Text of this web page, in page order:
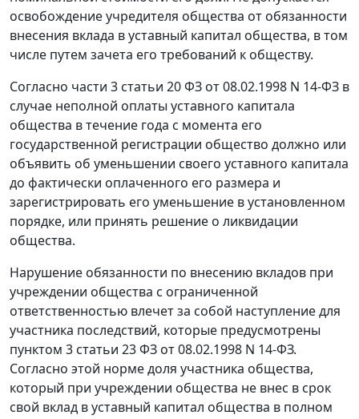
освобождение учредителя общества от обязанности
внесения вклада в уставный капитал общества, в том
числе путем зачета его требований к обществу.
Согласно части 3 статьи 20ФЗ от 08.02.1998 N 14-ФЗ в
случае неполной оплаты уставного капитала
общества в течение года с момента его
государственной регистрации общество должно или
объявить об уменьшении своего уставного капитала
до фактически оплаченного его размера и
зарегистрировать его уменьшение в установленном
порядке, или принять решение о ликвидации
общества.
Нарушение обязанности по внесению вкладов при
учреждении общества с ограниченной
ответственностью влечет за собой наступление для
участника последствий, которые предусмотрены
пунктом 3 статьи 23ФЗ от 08.02.1998 N 14-ФЗ.
Согласно этой норме доля участника общества,
который при учреждении общества не внес в срок
свой вклад в уставный капитал общества в полном